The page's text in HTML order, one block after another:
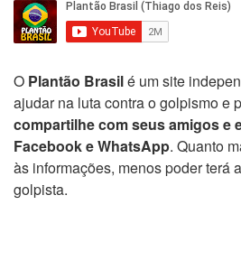
O Plantão Brasilé um site
ajudar na luta contra o golpismo e
compartilhe com seus amigos e
Facebook e WhatsApp. Quanto
às informações, menos poder terá
golpista.